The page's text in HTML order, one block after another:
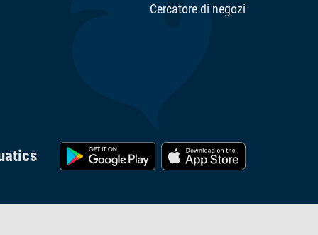
Cercatore di negozi